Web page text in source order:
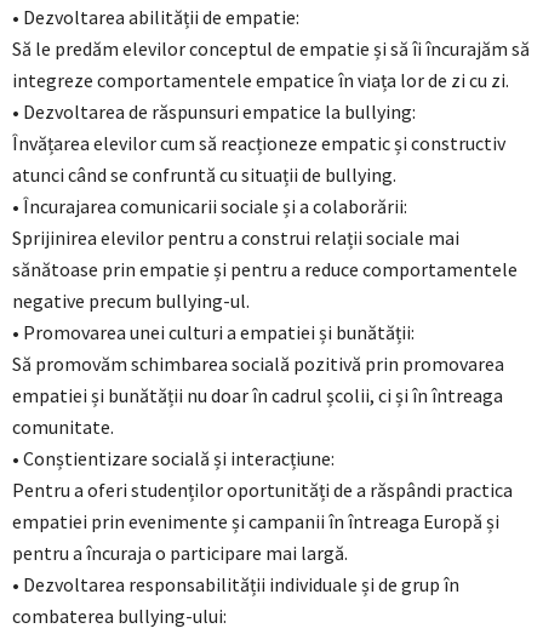
• Dezvoltarea abilității de empatie:
Să le predăm elevilor conceptul de empatie și să îi încurajăm să
integreze comportamentele empatice în viața lor de zi cu zi.
• Dezvoltarea de răspunsuri empatice la bullying:
Învățarea elevilor cum să reacționeze empatic și constructiv
atunci când se confruntă cu situații de bullying.
• Încurajarea comunicarii sociale și a colaborării:
Sprijinirea elevilor pentru a construi relații sociale mai
sănătoase prin empatie și pentru a reduce comportamentele
negative precum bullying-ul.
• Promovarea unei culturi a empatiei și bunătății:
Să promovăm schimbarea socială pozitivă prin promovarea
empatiei și bunătății nu doar în cadrul școlii, ci și în întreaga
comunitate.
• Conștientizare socială și interacțiune:
Pentru a oferi studenților oportunități de a răspândi practica
empatiei prin evenimente și campanii în întreaga Europă și
pentru a încuraja o participare mai largă.
• Dezvoltarea responsabilității individuale și de grup în
combaterea bullying-ului: